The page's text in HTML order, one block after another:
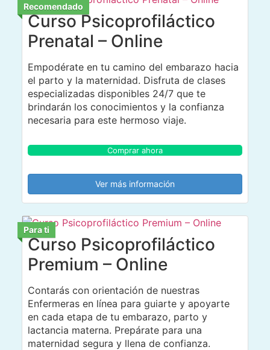
Recomendado
Curso Psicoprofiláctico
Prenatal – Online
Empodérate en tu camino del embarazo hacia
el parto y la maternidad. Disfruta de clases
especializadas disponibles 24/7 que te
brindarán los conocimientos y la confianza
necesaria para este hermoso viaje.
Comprar ahora
Ver más información
Para ti
Curso Psicoprofiláctico
Premium – Online
Contarás con orientación de nuestras
Enfermeras en línea para guiarte y apoyarte
en cada etapa de tu embarazo, parto y
lactancia materna. Prepárate para una
maternidad segura y llena de confianza.